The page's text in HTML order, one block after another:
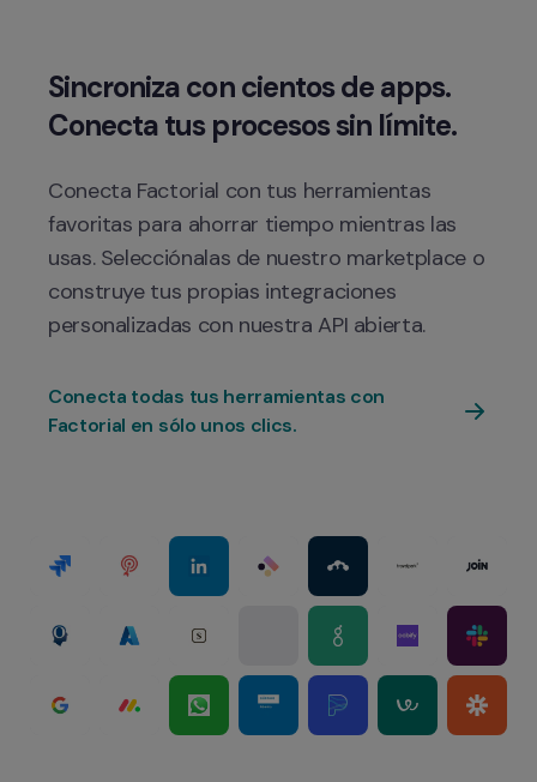
Sincroniza con cientos de apps.
Conecta Factorial con tus herramientas
favoritas para ahorrar tiempo mientras las
usas. Selecciónalas de nuestro marketplace o
construye tus propias integraciones
personalizadas con nuestra API abierta.
Conecta todas tus herramientas con
Factorial en sólo unos clics.